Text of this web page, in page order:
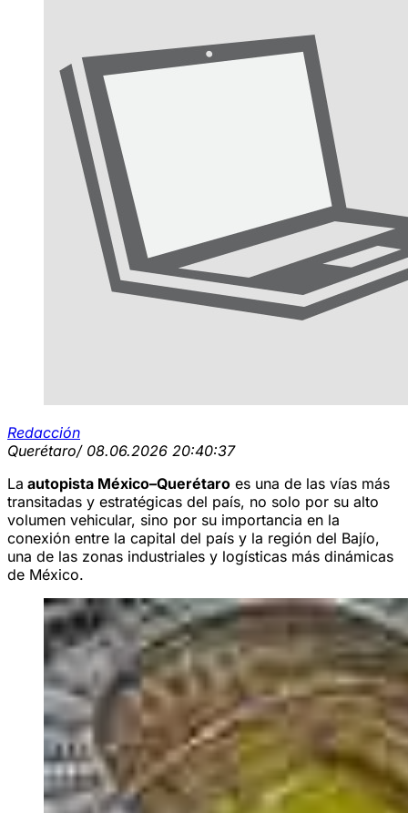
Redacción
Querétaro/ 08.06.2026 20:40:37
La autopista México–Querétaro es una de las vías más
transitadas y estratégicas del país, no solo por su alto
volumen vehicular, sino por su importancia en la
conexión entre la capital del país y la región del Bajío,
una de las zonas industriales y logísticas más dinámicas
de México.